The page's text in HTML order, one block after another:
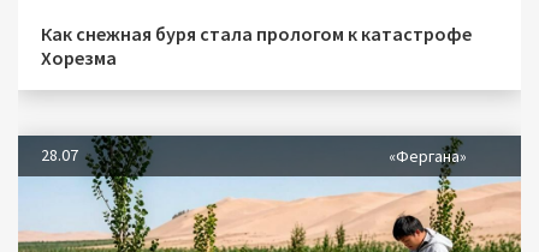
Как снежная буря стала прологом к катастрофе
Хорезма
28.07 «Фергана»